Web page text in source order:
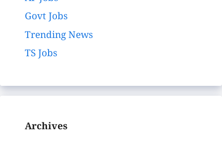
Govt Jobs
Trending News
TS Jobs
Archives